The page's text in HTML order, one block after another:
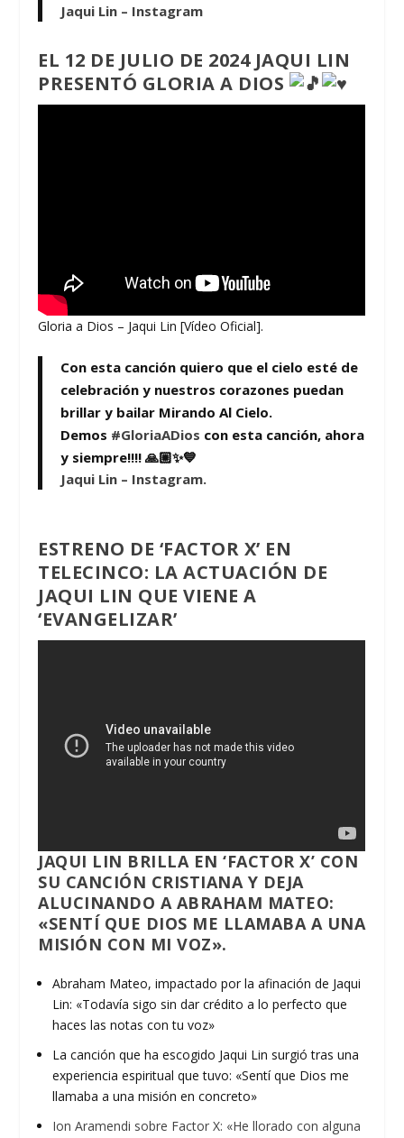
Jaqui Lin – Instagram
EL 12 DE JULIO DE 2024 JAQUI LIN
PRESENTÓ GLORIA A DIOS
Gloria a Dios – Jaqui Lin [Vídeo Oficial].
Con esta canción quiero que el cielo esté de
celebración y nuestros corazones puedan
brillar y bailar Mirando Al Cielo.
Demos #GloriaADios con esta canción, ahora
y siempre!!!! 🙏🏼✨💙
Jaqui Lin – Instagram.
ESTRENO DE ‘FACTOR X’ EN
TELECINCO: LA ACTUACIÓN DE
JAQUI LIN QUE VIENE A
‘EVANGELIZAR’
JAQUI LIN BRILLA EN ‘FACTOR X’ CON
SU CANCIÓN CRISTIANA Y DEJA
ALUCINANDO A ABRAHAM MATEO:
«SENTÍ QUE DIOS ME LLAMABA A UNA
MISIÓN CON MI VOZ».
Abraham Mateo, impactado por la afinación de Jaqui
Lin: «Todavía sigo sin dar crédito a lo perfecto que
haces las notas con tu voz»
La canción que ha escogido Jaqui Lin surgió tras una
experiencia espiritual que tuvo: «Sentí que Dios me
llamaba a una misión en concreto»
Ion Aramendi sobre Factor X: «He llorado con alguna